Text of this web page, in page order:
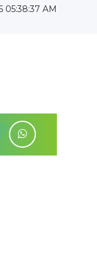
05:38:37 AM